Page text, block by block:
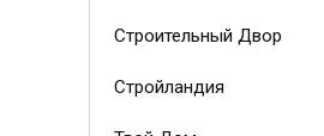
Строительный Двор
Стройландия